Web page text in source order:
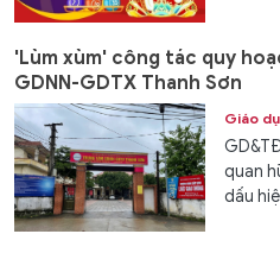
'Lùm xùm' công tác quy
GDNN-GDTX Thanh Sơn
Giáo
quan
dấu